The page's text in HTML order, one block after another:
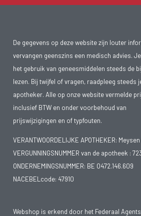
De gegevens op deze website zijn louter
vervangen geenszins een medisch advies.
het gebruik van geneesmiddelen steeds de
lezen. Bij twijfel of vragen, raadpleeg steeds
apotheker. Alle op onze website vermelde
inclusief BTW en onder voorbehoud van
prijswijzigingen en of typfouten.
VERANTWOORDELIJKE APOTHEKER:
VERGUNNINGSNUMMER van de apotheek :
ONDERNEMINGSNUMMER: BE 0472.146.609
NACEBELcode: 47910
Webshop is erkend door het Federaal